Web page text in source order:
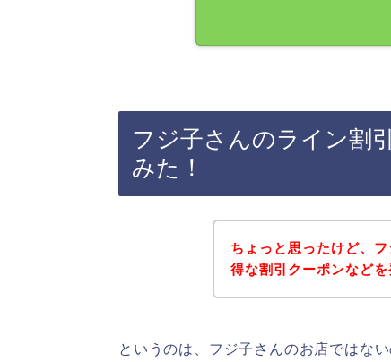
フジ子さんのライン割
みた！
ちょっと思ったけど、
得な割引クーポンなど
というのは、フジ子さんのお店ではな